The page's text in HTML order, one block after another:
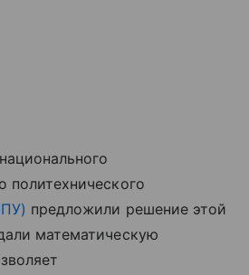
политехнического
предложили решение этой
математическую